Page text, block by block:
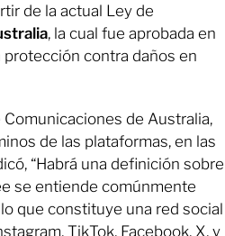
de la actual Ley de
, la cual fue aprobada en
protección contra daños en
de Australia,
de las plataformas, en las
“Habrá una definición sobre
se entiende comúnmente
que constituye una red social
TikTok, Facebook, X, y